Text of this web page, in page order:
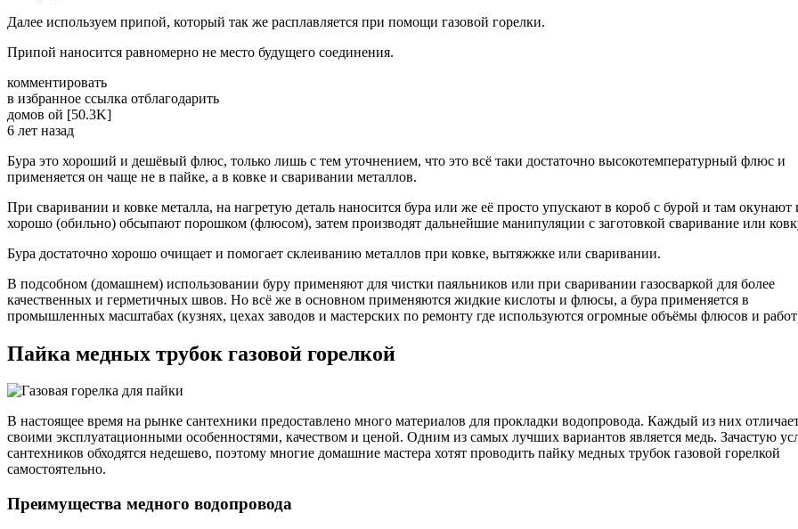
Далее используем припой, который так же расплавляется при помощи газовой горелки.
Припой наносится равномерно не место будущего соединения.
комментировать
в избранное ссылка отблагодарить
домов­ ой [50.3K]
6 лет назад
Бура это хороший и дешёвый флюс, только лишь с тем уточнением, что это всё таки достаточно высокотемпературный флюс и
применяется он чаще не в пайке, а в ковке и сваривании металлов.
При сваривании и ковке металла, на нагретую деталь наносится бура или же её просто упускают в короб с бурой и там окунают
хорошо (обильно) обсыпают порошком (флюсом), затем производят дальнейшие манипуляции с заготовкой сваривание или
Бура достаточно хорошо очищает и помогает склеиванию металлов при ковке, вытяжжке или сваривании.
В подсобном (домашнем) использовании буру применяют для чистки паяльников или при сваривании газосваркой для более
качественных и герметичных швов. Но всё же в основном применяются жидкие кислоты и флюсы, а бура применяется в
промышленных масштабах (кузнях, цехах заводов и мастерских по ремонту где используются огромные объёмы флюсов и
Пайка медных трубок газовой горелкой
В настоящее время на рынке сантехники предоставлено много материалов для прокладки водопровода. Каждый из них
своими эксплуатационными особенностями, качеством и ценой. Одним из самых лучших вариантов является медь. Зачастую
сантехников обходятся недешево, поэтому многие домашние мастера хотят проводить пайку медных трубок газовой горелкой
самостоятельно.
Преимущества медного водопровода